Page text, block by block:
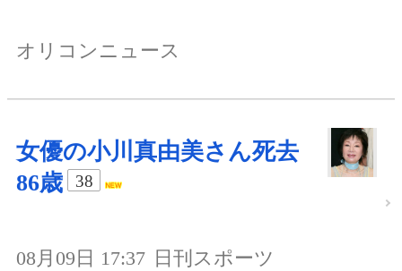
オリコンニュース
女優の小川真由美さん死去
86歳
38
08月09日 17:37 日刊スポーツ